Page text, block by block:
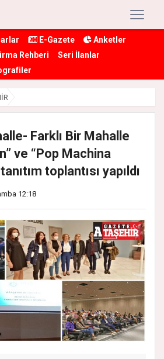
E-Gazete
Anketler
Rehberi
Seri İlanlar
Farklı Bir Mahalle
ve “Pop Machina
toplantısı yapıldı
12:18